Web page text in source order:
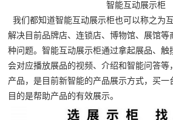
智能互动展示柜
我们都知道智能互动展示柜也可以称之为
解决目前品牌店、连锁店、博物馆、展馆
种问题。智能互动展示柜通过拿起展品、触
会对应播放展品的视频、介绍和智能问答
产品，是目前新智能的产品展示方式，买一
目的是帮助产品的有效展示。